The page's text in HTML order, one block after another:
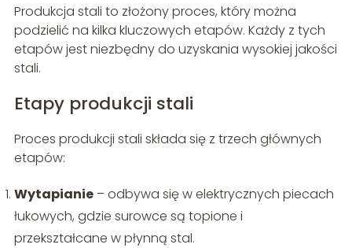
Produkcja stali to złożony proces, który można
podzielić na kilka kluczowych etapów. Każdy z tych
etapów jest niezbędny do uzyskania wysokiej jakości
stali.
Etapy produkcji stali
Proces produkcji stali składa się z trzech głównych
etapów:
Wytapianie– odbywa się w elektrycznych piecach
łukowych, gdzie surowce są topione i
przekształcane w płynną stal.